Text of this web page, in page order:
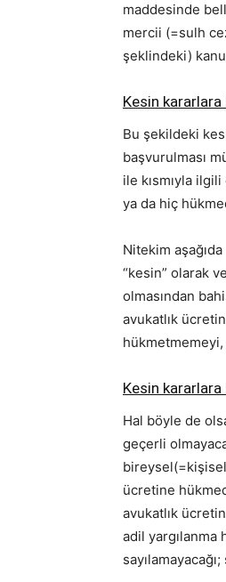
maddesinde
mercii (=sulh
şeklindeki)
Kesin
Bu şekildeki
başvurulması
ile kısmıyla
ya da hiç
Nitekim
“kesin” olarak
olmasından
avukatlık
hükmetmemeyi,
Kesin kararlara
Hal böyle de
geçerli
ücretine
avukatlık
adil yargılanma